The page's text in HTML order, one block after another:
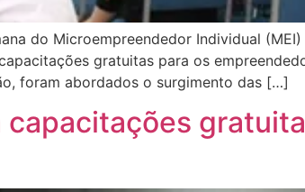
do Microempreendedor Individual
gratuitas para os
foram abordados o surgimento das […]
capacitações